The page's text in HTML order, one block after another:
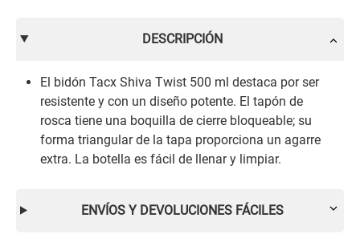
DESCRIPCIÓN
El bidón Tacx Shiva Twist 500 ml destaca por ser
resistente y con un diseño potente. El tapón de
rosca tiene una boquilla de cierre bloqueable; su
forma triangular de la tapa proporciona un agarre
extra. La botella es fácil de llenar y limpiar.
ENVÍOS Y DEVOLUCIONES FÁCILES